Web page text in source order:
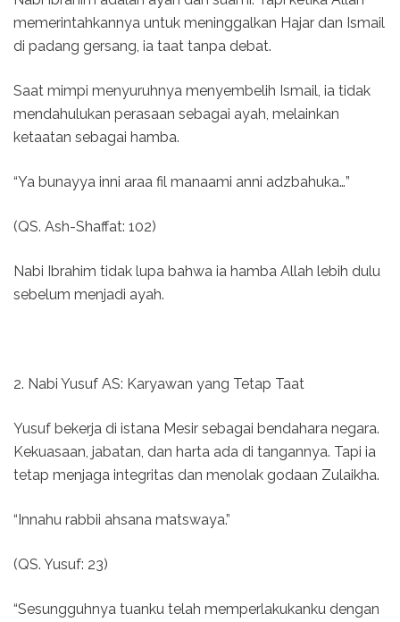
memerintahkannya untuk meninggalkan Hajar dan Ismail
di padang gersang, ia taat tanpa debat.
Saat mimpi menyuruhnya menyembelih Ismail, ia tidak
mendahulukan perasaan sebagai ayah, melainkan
ketaatan sebagai hamba.
“Ya bunayya inni araa fil manaami anni adzbahuka…”
(QS. Ash-Shaffat: 102)
Nabi Ibrahim tidak lupa bahwa ia hamba Allah lebih dulu
sebelum menjadi ayah.
2. Nabi Yusuf AS: Karyawan yang Tetap Taat
Yusuf bekerja di istana Mesir sebagai bendahara negara.
Kekuasaan, jabatan, dan harta ada di tangannya. Tapi ia
tetap menjaga integritas dan menolak godaan Zulaikha.
“Innahu rabbii ahsana matswaya.”
(QS. Yusuf: 23)
“Sesungguhnya tuanku telah memperlakukanku dengan